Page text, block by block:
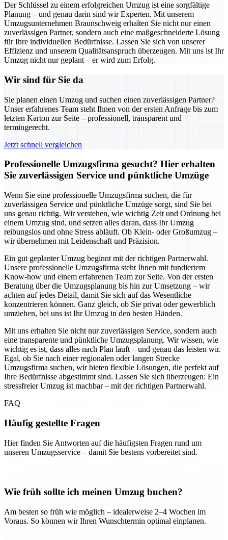
Der Schlüssel zu einem erfolgreichen Umzug ist eine sorgfältige
Planung – und genau darin sind wir Experten. Mit unserem
Umzugsunternehmen Braunschweig erhalten Sie nicht nur einen
zuverlässigen Partner, sondern auch eine maßgeschneiderte Lösung
für Ihre individuellen Bedürfnisse. Lassen Sie sich von unserer
Effizienz und unserem Qualitätsanspruch überzeugen. Mit uns ist Ihr
Umzug nicht nur geplant – er wird zum Erfolg.
Wir sind für Sie da
Sie planen einen Umzug und suchen einen zuverlässigen Partner?
Unser erfahrenes Team steht Ihnen von der ersten Anfrage bis zum
letzten Karton zur Seite – professionell, transparent und
termingerecht.
Jetzt schnell vergleichen
Professionelle Umzugsfirma gesucht? Hier erhalten
Sie zuverlässigen Service und pünktliche Umzüge
Wenn Sie eine professionelle Umzugsfirma suchen, die für
zuverlässigen Service und pünktliche Umzüge sorgt, sind Sie bei
uns genau richtig. Wir verstehen, wie wichtig Zeit und Ordnung bei
einem Umzug sind, und setzen alles daran, dass Ihr Umzug
reibungslos und ohne Stress abläuft. Ob Klein- oder Großumzug –
wir übernehmen mit Leidenschaft und Präzision.
Ein gut geplanter Umzug beginnt mit der richtigen Partnerwahl.
Unsere professionelle Umzugsfirma steht Ihnen mit fundiertem
Know-how und einem erfahrenen Team zur Seite. Von der ersten
Beratung über die Umzugsplanung bis hin zur Umsetzung – wir
achten auf jedes Detail, damit Sie sich auf das Wesentliche
konzentrieren können. Ganz gleich, ob Sie privat oder gewerblich
umziehen, bei uns ist Ihr Umzug in den besten Händen.
Mit uns erhalten Sie nicht nur zuverlässigen Service, sondern auch
eine transparente und pünktliche Umzugsplanung. Wir wissen, wie
wichtig es ist, dass alles nach Plan läuft – und genau das leisten wir.
Egal, ob Sie nach einer regionalen oder langen Strecke
Umzugsfirma suchen, wir bieten flexible Lösungen, die perfekt auf
Ihre Bedürfnisse abgestimmt sind. Lassen Sie sich überzeugen: Ein
stressfreier Umzug ist machbar – mit der richtigen Partnerwahl.
FAQ
Häufig gestellte Fragen
Hier finden Sie Antworten auf die häufigsten Fragen rund um
unseren Umzugsservice – damit Sie bestens vorbereitet sind.
Wie früh sollte ich meinen Umzug buchen?
Am besten so früh wie möglich – idealerweise 2–4 Wochen im
Voraus. So können wir Ihren Wunschtermin optimal einplanen.